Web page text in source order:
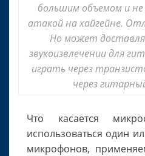
большим объемом и
атакой на хайгейне.
Но может
звукоизвлечении для
играть через
через
Что касается
использоваться один
микрофонов,